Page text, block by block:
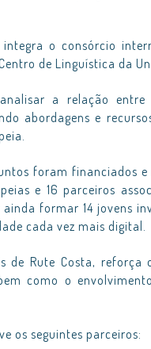
integra o consórcio
de Linguística da
a relação entre
abordagens e
foram financiados
e 16 parceiros
formar 14 jovens
cada vez mais digital.
de Rute Costa,
como o
os seguintes parceiros: